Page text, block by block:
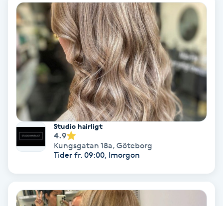
Lashlift Keratin
LED-ljusterapi
Liktornar
LPG
LPG-behandling
Luggklippning
Studio hairligt
4.9
Kungsgatan 18a, Göteborg
Tider fr. 09:00, Imorgon